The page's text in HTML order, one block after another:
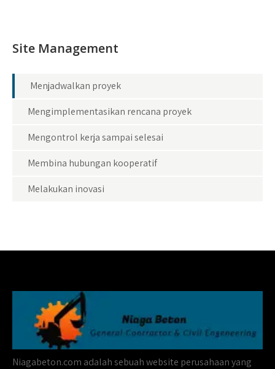
Site Management
Menjadwalkan proyek
Mengimplementasikan rencana proyek
Mengontrol kerja sampai selesai
Membina hubungan kooperatif
Melakukan inovasi
Niagabeton.com adalah sebuah website perusahaan yang